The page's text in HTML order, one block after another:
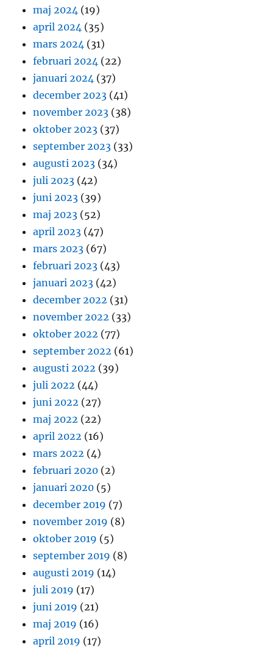
maj 2024 (19)
april 2024 (35)
mars 2024 (31)
februari 2024 (22)
januari 2024 (37)
december 2023 (41)
november 2023 (38)
oktober 2023 (37)
september 2023 (33)
augusti 2023 (34)
juli 2023 (42)
juni 2023 (39)
maj 2023 (52)
april 2023 (47)
mars 2023 (67)
februari 2023 (43)
januari 2023 (42)
december 2022 (31)
november 2022 (33)
oktober 2022 (77)
september 2022 (61)
augusti 2022 (39)
juli 2022 (44)
juni 2022 (27)
maj 2022 (22)
april 2022 (16)
mars 2022 (4)
februari 2020 (2)
januari 2020 (5)
december 2019 (7)
november 2019 (8)
oktober 2019 (5)
september 2019 (8)
augusti 2019 (14)
juli 2019 (17)
juni 2019 (21)
maj 2019 (16)
april 2019 (17)